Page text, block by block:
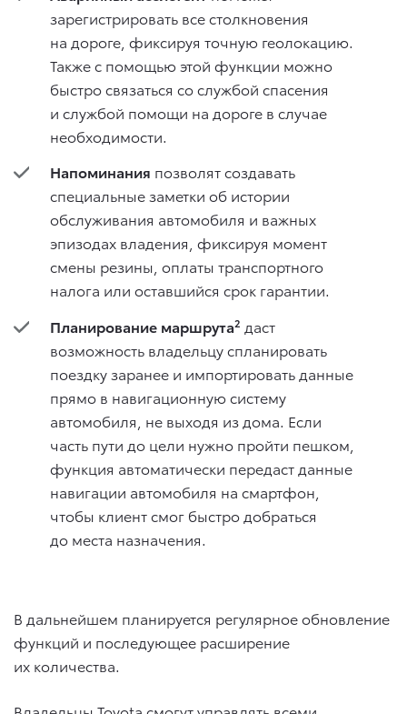
зарегистрировать все столкновения
на дороге, фиксируя точную геолокацию.
Также с помощью этой функции можно
быстро связаться со службой спасения
и службой помощи на дороге в случае
необходимости.
Напоминания позволят создавать
специальные заметки об истории
обслуживания автомобиля и важных
эпизодах владения, фиксируя момент
смены резины, оплаты транспортного
налога или оставшийся срок гарантии.
Планирование маршрута2 даст
возможность владельцу спланировать
поездку заранее и импортировать данные
прямо в навигационную систему
автомобиля, не выходя из дома. Если
часть пути до цели нужно пройти пешком,
функция автоматически передаст данные
навигации автомобиля на смартфон,
чтобы клиент смог быстро добраться
до места назначения.
В дальнейшем планируется регулярное обновление
функций и последующее расширение
их количества.